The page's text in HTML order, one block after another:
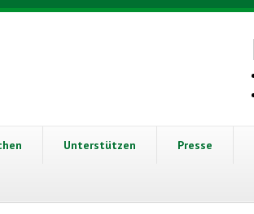
Unterstützen Presse